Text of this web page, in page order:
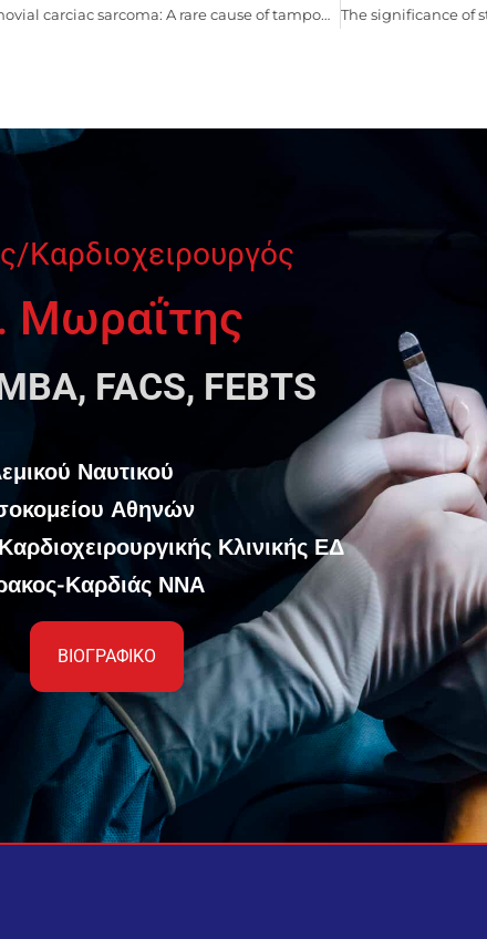
Primary synovial carciac sarcoma: A rare cause of tamponade
Καρδιοχειρουργός
Μωραΐτης
FACS, FEBTS
Ναυτικού
Αθηνών
Κλινικής ΕΔ
Καρδιάς ΝΝΑ
ΒΙΟΓΡΑΦΙΚΟ